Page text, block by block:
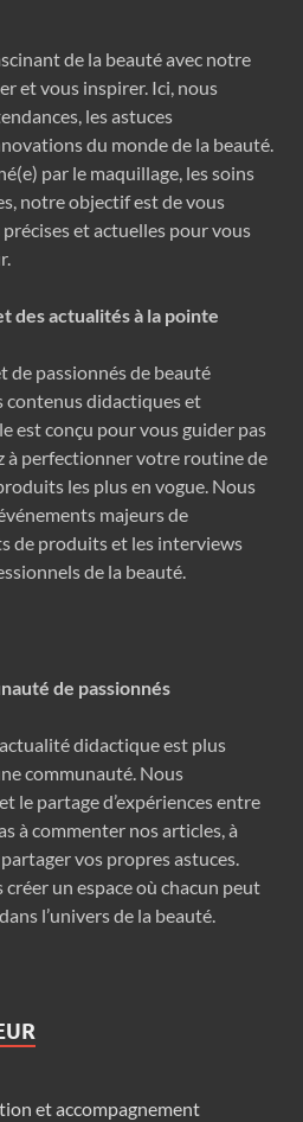
de la beauté avec notre
et vous inspirer. Ici, nous
les astuces
du monde de la beauté.
par le maquillage, les soins
notre objectif est de vous
et actuelles pour vous
des actualités à la pointe
de passionnés de beauté
contenus didactiques et
est conçu pour vous guider pas
à perfectionner votre routine de
les plus en vogue. Nous
majeurs de
de produits et les interviews
de la beauté.
de passionnés
didactique est plus
communauté. Nous
le partage d’expériences entre
à commenter nos articles, à
vos propres astuces.
un espace où chacun peut
l’univers de la beauté.
et accompagnement